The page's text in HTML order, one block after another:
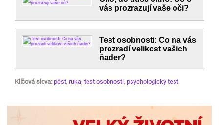
vás prozrazují vaše oči?
Test osobnosti: Co na vás
prozradí velikost vašich
ňader?
Klíčová slova: pěst, ruka, test osobnosti, psychologický test